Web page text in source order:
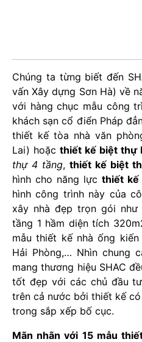
Chúng ta từng biết đến
vấn Xây dựng Sơn Hà) về
với hàng chục mẫu công
khách sạn cổ điển Pháp
thiết kế tòa nhà văn
Lai) hoặc thiết kế biệt thự
thự 4 tầng, thiết kế biệt
hình cho năng lựcthiết
hình công trình này của
xây nhà đẹp trọn gói
tầng 1 hầm diện tích
mẫu thiết kế nhà ống
Hải Phòng,… Nhìn chung
mang thương hiệu SHAC
tốt đẹp với các chủ đầu
trên cả nước bởi thiết kế
trong sắp xếp bố cục.
Mãn nhãn với 15 mẫu